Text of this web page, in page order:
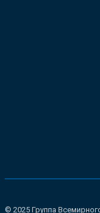
© 2025 Группа